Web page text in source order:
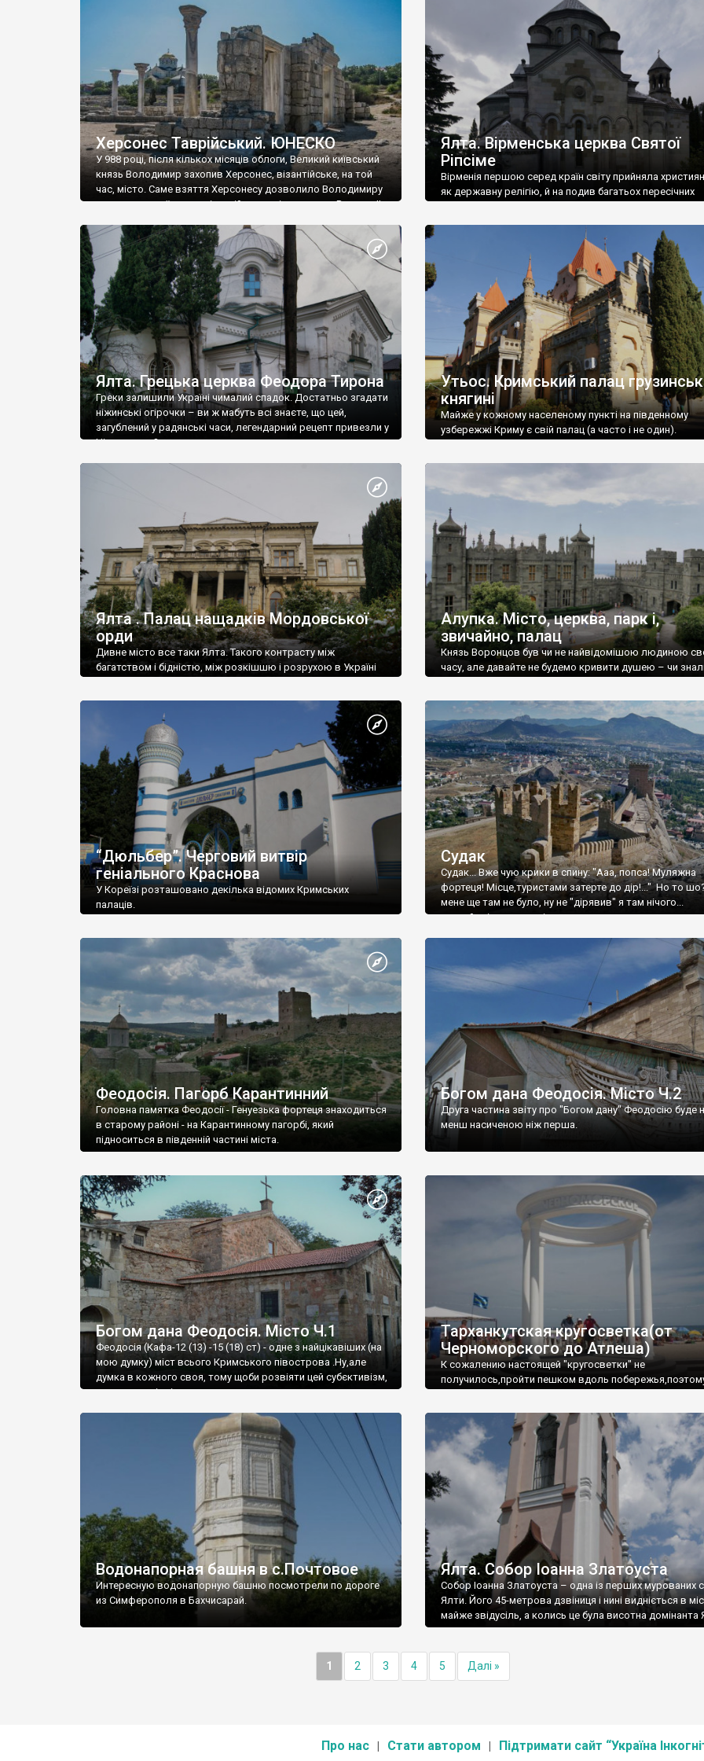
візантійської доби. Раритети викрадені з фондів об’єкту
культурної спадщини ЮНЕСКО «Херсонеса Таврійського».
Офіційно – на виставку «Золото Візантії», але експерти та
влада в Україні вважають це лише […]
називаються «повстяками» (postaki)…” “Вино. Крим
виробляє відмінне вино і його вдосталь: воно все
легке біле і дуже […]
Херсонес Таврійський. ЮНЕСКО
У 988 році, після кількох місяців облоги, Великий київський
князь Володимир захопив Херсонес, візантійське, на той
час, місто. Саме взяття Херсонесу дозволило Володимиру
диктувати свої умови візантійському імператору Василю ІІ,
Херсонесі Володимир-язичник, став Василем-
християнином. А потім було Хрещення Русі. На честь
Херсонесу Таврійського названо місто […]
Ялта. Вірменська церква Святої
Ріпсіме
Вірменія першою серед країн світу прийняла
як державну релігію, й на подив багатьох пересічних
Ялта. Грецька церква Феодора Тирона
Греки залишили Україні чималий спадок. Достатньо згадати
ніжинські огірочки – ви ж мабуть всі знаєте, що цей,
загублений у радянські часи, легендарний рецепт привезли у
Ніжин греки?
Утьос. Кримський палац
княгині
Майже у кожному населеному пункті на південному
узбережжі Криму є свій палац (а часто і не один).
Ялта . Палац нащадків Мордовської
орди
Дивне місто все таки Ялта. Такого контрасту між
багатством і бідністю, між розкішшю і розрухою в Україні
Алупка. Місто, церква, парк і,
звичайно, палац
Князь Воронцов був чи не найвідомішою людиною
часу, але давайте не будемо кривити душею – чи
“Дюльбер”. Черговий витвір
геніального Краснова
У Кореїзі розташовано декілька відомих Кримських
палаців.
Судак
Судак... Вже чую крики в спину: "Ааа, попса! Муляжна
фортеця! Місце,туристами затерте до дір!..." Но то
мене ще там не було, ну не "дірявив" я там нічого...
принаймні до цього літа.
Феодосія. Пагорб Карантинний
Головна памятка Феодосії - Генуезька фортеця знаходиться
в старому районі - на Карантинному пагорбі, який
підноситься в південній частині міста.
Богом дана Феодосія. Місто Ч.2
Друга частина звіту про "Богом дану" Феодосію буде
менш насиченою ніж перша.
Богом дана Феодосія. Місто Ч.1
Феодосія (Кафа-12 (13) -15 (18) ст) - одне з найцікавіших (на
мою думку) міст всього Кримського півострова .Ну,але
думка в кожного своя, тому щоби розвіяти цей субєктивізм,
запрошую відвідати це
Тарханкутская кругосветка(от
Черноморского до Атлеша)
К сожалению настоящей "кругосветки" не
получилось,пройти пешком вдоль
Водонапорная башня в с.Почтовое
Интересную водонапорную башню посмотрели по дороге
из Симферополя в Бахчисарай.
Ялта. Собор Іоанна Златоуста
Собор Іоанна Златоуста – одна із перших мурованих
Ялти. Його 45-метрова дзвіниця і нині видніється в
майже звідусіль, а колись це була висотна домінанта
1 2 3 4 5 Далі »
Про нас Стати автором Підтримати сайт “Україна